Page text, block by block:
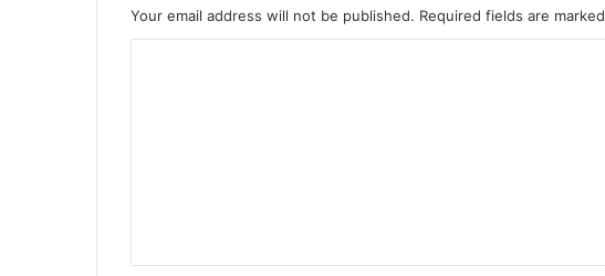
Your email address will not be published. Required fields are marked